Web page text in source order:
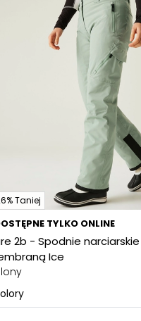
Taniej
TYLKO ONLINE
2b - Spodnie
Ice